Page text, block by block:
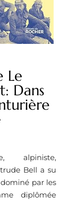
Le
Dans
alpiniste,
Bell a su
par les
diplômée